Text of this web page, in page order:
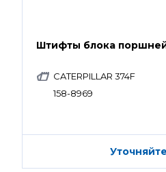
Штифты блока поршней
CATERPILLAR 374F
158-8969